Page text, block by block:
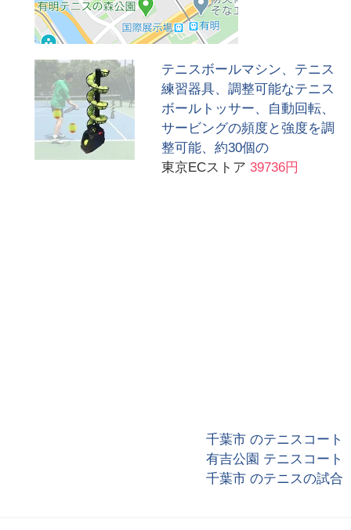
テニスボールマシン、テニス
練習器具、調整可能なテニス
ボールトッサー、自動回転、
サービングの頻度と強度を調
整可能、約30個の
東京ECストア 39736円
千葉市 のテニスコート
有吉公園 テニスコート
千葉市 のテニスの試合